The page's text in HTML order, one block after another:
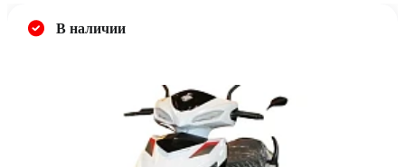
В наличии